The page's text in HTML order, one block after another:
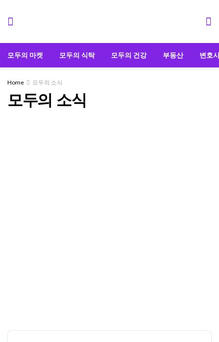
모두의 마켓 모두의 식탁 모두의 건강 부동산 변호
Home 모두의 소식
모두의 소식